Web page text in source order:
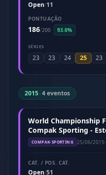
Open/11
PONTUAÇÃO
186/200 93.0%
SÉRIES
23 23 24 25 23
2015|4 eventos
World Championship
Compak Sporting -
COMPAK-SPORTING 25/06/2015·
CAT. / POS. CAT.
Open/51